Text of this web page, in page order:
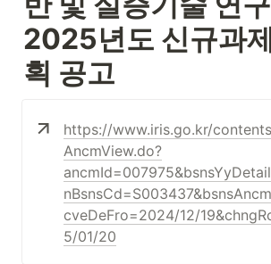
2025년도 신규과
획 공고
https://www.iris.go.kr/
AncmView.do?
cveDeFro=2024/12/
5/01/20